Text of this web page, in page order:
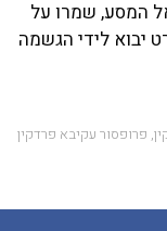
המסע, שמרו על
יבוא לידי הגשמה
,פרופסור עקיבא פרדקין